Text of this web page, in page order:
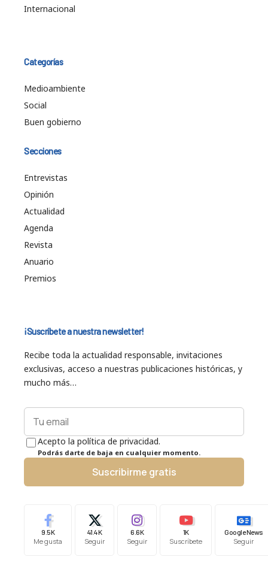
Internacional
Categorías
Medioambiente
Social
Buen gobierno
Secciones
Entrevistas
Opinión
Actualidad
Agenda
Revista
Anuario
Premios
¡Suscríbete a nuestra newsletter!
Recibe toda la actualidad responsable, invitaciones
exclusivas, acceso a nuestras publicaciones históricas, y
mucho más…
Acepto la política de privacidad.
Podrás darte de baja en cualquier momento.
Suscribirme gratis
9.5K
Me gusta
41.4K
Seguir
6.6K
Seguir
1K
Suscríbete
Google News
Seguir